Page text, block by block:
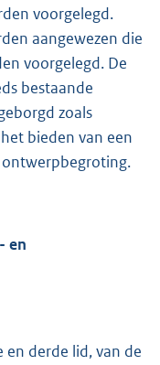
voorgelegd.
aangewezen die
voorgelegd. De
bestaande
zoals
bieden van een
en
derde lid, van de